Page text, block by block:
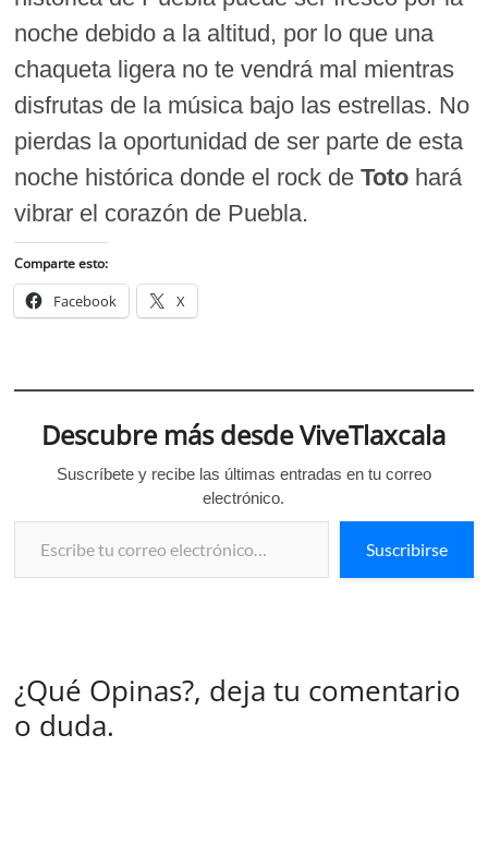
noche debido a la altitud, por lo que una
chaqueta ligera no te vendrá mal mientras
disfrutas de la música bajo las estrellas. No
pierdas la oportunidad de ser parte de esta
noche histórica donde el rock deToto hará
vibrar el corazón de Puebla.
Comparte esto:
Facebook X
Descubre más desde ViveTlaxcala
Suscríbete y recibe las últimas entradas en tu correo
electrónico.
Escribe tu correo electrónico…
Suscribirse
¿Qué Opinas?, deja tu comentario
o duda.